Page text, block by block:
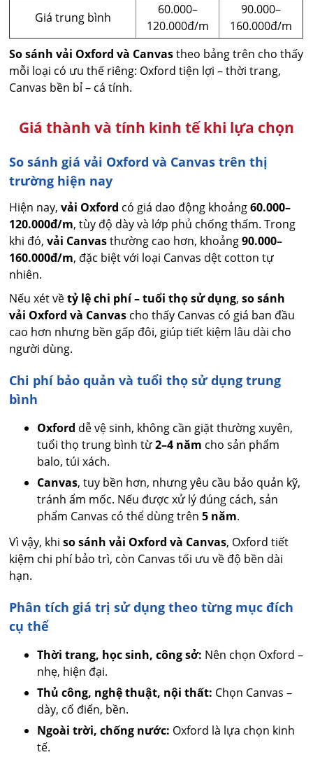
Giá trung bình
60.000–
120.000đ/m
90.000–
160.000đ/m
So sánh vải Oxford và Canvastheo bảng trên cho thấy
mỗi loại có ưu thế riêng: Oxford tiện lợi – thời trang,
Canvas bền bỉ – cá tính.
Giá thành và tính kinh tế khi lựa chọn
So sánh giá vải Oxford và Canvas trên thị
trường hiện nay
Hiện nay,vải Oxford có giá dao động khoảng60.000–
120.000đ/m, tùy độ dày và lớp phủ chống thấm. Trong
khi đó,vải Canvasthường cao hơn, khoảng90.000–
160.000đ/m, đặc biệt với loại Canvas dệt cotton tự
nhiên.
Nếu xét vềtỷ lệ chi phí – tuổi thọ sử dụng,so sánh
vải Oxford và Canvas cho thấy Canvas có giá ban đầu
cao hơn nhưng bền gấp đôi, giúp tiết kiệm lâu dài cho
người dùng.
Chi phí bảo quản và tuổi thọ sử dụng trung
bình
Oxford dễ vệ sinh, không cần giặt thường xuyên,
tuổi thọ trung bình từ2–4 năm cho sản phẩm
balo, túi xách.
Canvas, tuy bền hơn, nhưng yêu cầu bảo quản kỹ,
tránh ẩm mốc. Nếu được xử lý đúng cách, sản
phẩm Canvas có thể dùng trên5 năm.
Vì vậy, khiso sánh vải Oxford và Canvas, Oxford tiết
kiệm chi phí bảo trì, còn Canvas tối ưu về độ bền dài
hạn.
Phân tích giá trị sử dụng theo từng mục đích
cụ thể
Thời trang, học sinh, công sở: Nên chọn Oxford –
nhẹ, hiện đại.
Thủ công, nghệ thuật, nội thất: Chọn Canvas –
dày, cổ điển, bền.
Ngoài trời, chống nước: Oxford là lựa chọn kinh
tế.